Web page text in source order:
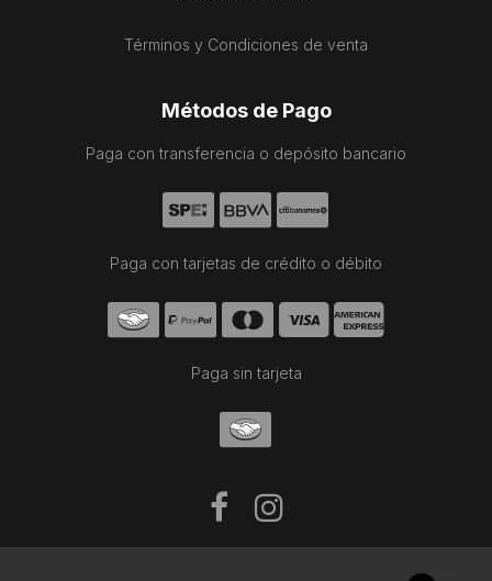
Términos y Condiciones de venta
Métodos de Pago
Paga con transferencia o depósito bancario
Paga con tarjetas de crédito o débito
Paga sin tarjeta